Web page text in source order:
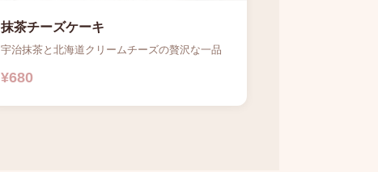
抹茶チーズケーキ
宇治抹茶と北海道クリームチーズの贅沢な一品
¥680